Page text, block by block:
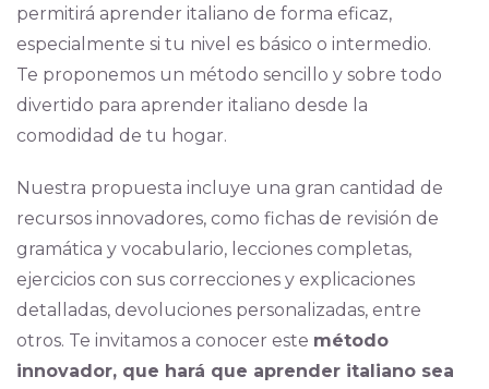
permitirá aprender italiano de forma eficaz,
especialmente si tu nivel es básico o intermedio.
Te proponemos un método sencillo y sobre todo
divertido para aprender italiano desde la
comodidad de tu hogar.
Nuestra propuesta incluye una gran cantidad de
recursos innovadores, como fichas de revisión de
gramática y vocabulario, lecciones completas,
ejercicios con sus correcciones y explicaciones
detalladas, devoluciones personalizadas, entre
otros. Te invitamos a conocer este método
innovador, que hará que aprender italiano sea